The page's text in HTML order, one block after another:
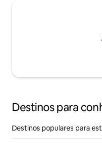
Destinos para
Destinos populares para